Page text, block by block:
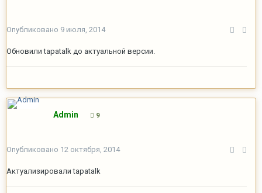
Опубликовано 9 июля, 2014
Обновили tapatalk до актуальной версии.
Admin 9
Опубликовано 12 октября, 2014
Актуализировали tapatalk